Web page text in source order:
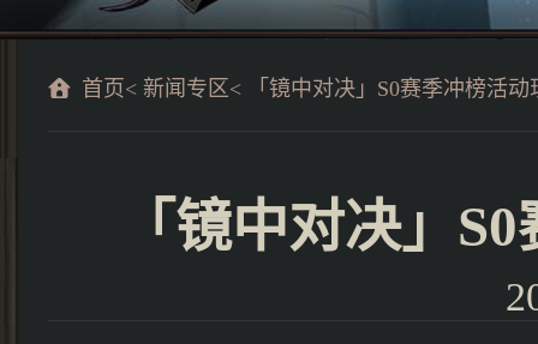
首页< 新闻专区< 「镜中对决」S0赛季冲榜活动
「镜中对决」